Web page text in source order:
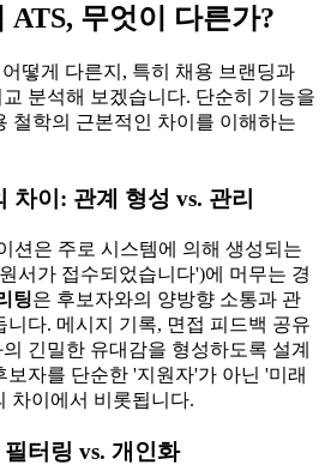
ATS, 무엇이 다른가?
떻게 다른지, 특히 채용 브랜딩과
분석해 보겠습니다. 단순히 기능을
철학의 근본적인 차이를 이해하는
차이: 관계 형성 vs. 관리
션은 주로 시스템에 의해 생성되는
서가 접수되었습니다')에 머무는 경
팅은 후보자와의 양방향 소통과 관
다. 메시지 기록, 면접 피드백 공유
긴밀한 유대감을 형성하도록 설계
자를 단순한 '지원자'가 아닌 '미래
차이에서 비롯됩니다.
터링 vs. 개인화